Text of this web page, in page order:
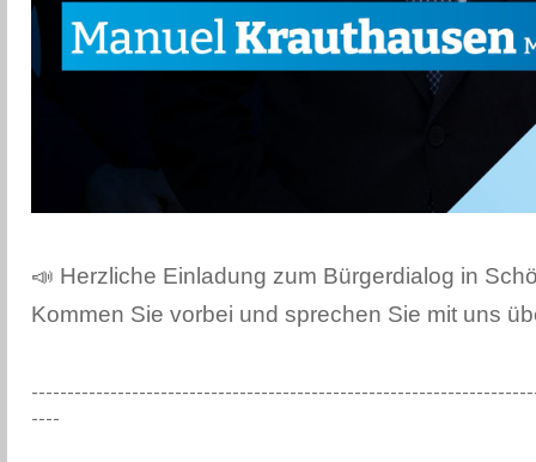
📣 Herzliche Einladung zum Bürgerdialog in
Kommen Sie vorbei und sprechen Sie mit uns
----